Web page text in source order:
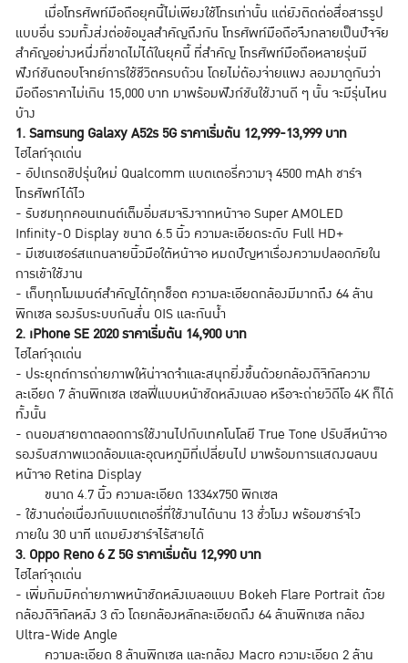
เมื่อโทรศัพท์มือถือยุคนี้ไม่เพียงใช้โทรเท่านั้น แต่ยังติดต่อสื่อสารรูป
แบบอื่น รวมทั้งส่งต่อข้อมูลสำคัญถึงกัน โทรศัพท์มือถือจึงกลายเป็นปัจจัย
สำคัญอย่างหนึ่งที่ขาดไม่ได้ในยุคนี้ ที่สำคัญ โทรศัพท์มือถือหลายรุ่นมี
ฟังก์ชันตอบโจทย์การใช้ชีวิตครบถ้วน โดยไม่ต้องจ่ายแพง ลองมาดูกันว่า
มือถือราคาไม่เกิน 15,000 บาท มาพร้อมฟังก์ชันใช้งานดี ๆ นั้น จะมีรุ่นไหน
บ้าง
1. Samsung Galaxy A52s 5G ราคาเริ่มต้น 12,999-13,999 บาท
ไฮไลท์จุดเด่น
- อัปเกรดชิปรุ่นใหม่ Qualcomm แบตเตอรี่ความจุ 4500 mAh ชาร์จ
โทรศัพท์ได้ไว
- รับชมทุกคอนเทนต์เต็มอิ่มสมจริงจากหน้าจอ Super AMOLED
Infinity-O Display ขนาด 6.5 นิ้ว ความละเอียดระดับ Full HD+
- มีเซนเซอร์สแกนลายนิ้วมือใต้หน้าจอ หมดปัญหาเรื่องความปลอดภัยใน
การเข้าใช้งาน
- เก็บทุกโมเมนต์สำคัญได้ทุกช็อต ความละเอียดกล้องมีมากถึง 64 ล้าน
พิกเซล รองรับระบบกันสั่น OIS และกันน้ำ
2. iPhone SE 2020 ราคาเริ่มต้น 14,900 บาท
ไฮไลท์จุดเด่น
- ประยุกต์การถ่ายภาพให้น่าจดจำและสนุกยิ่งขึ้นด้วยกล้องดิจิทัลความ
ละเอียด 7 ล้านพิกเซล เซลฟี่แบบหน้าชัดหลังเบลอ หรือจะถ่ายวิดีโอ 4K ก็ได้
ทั้งนั้น
- ถนอมสายตาตลอดการใช้งานไปกับเทคโนโลยี True Tone ปรับสีหน้าจอ
รองรับสภาพแวดล้อมและอุณหภูมิที่เปลี่ยนไป มาพร้อมการแสดงผลบน
หน้าจอ Retina Display
ขนาด 4.7 นิ้ว ความละเอียด 1334x750 พิกเซล
- ใช้งานต่อเนื่องกับแบตเตอรี่ที่ใช้งานได้นาน 13 ชั่วโมง พร้อมชาร์จไว
ภายใน 30 นาที แถมยังชาร์จไร้สายได้
3. Oppo Reno 6 Z 5G ราคาเริ่มต้น 12,990 บาท
ไฮไลท์จุดเด่น
- เพิ่มกิมมิคถ่ายภาพหน้าชัดหลังเบลอแบบ Bokeh Flare Portrait ด้วย
กล้องดิจิทัลหลัง 3 ตัว โดยกล้องหลักละเอียดถึง 64 ล้านพิกเซล กล้อง
Ultra-Wide Angle
ความละเอียด 8 ล้านพิกเซล และกล้อง Macro ความะเอียด 2 ล้าน